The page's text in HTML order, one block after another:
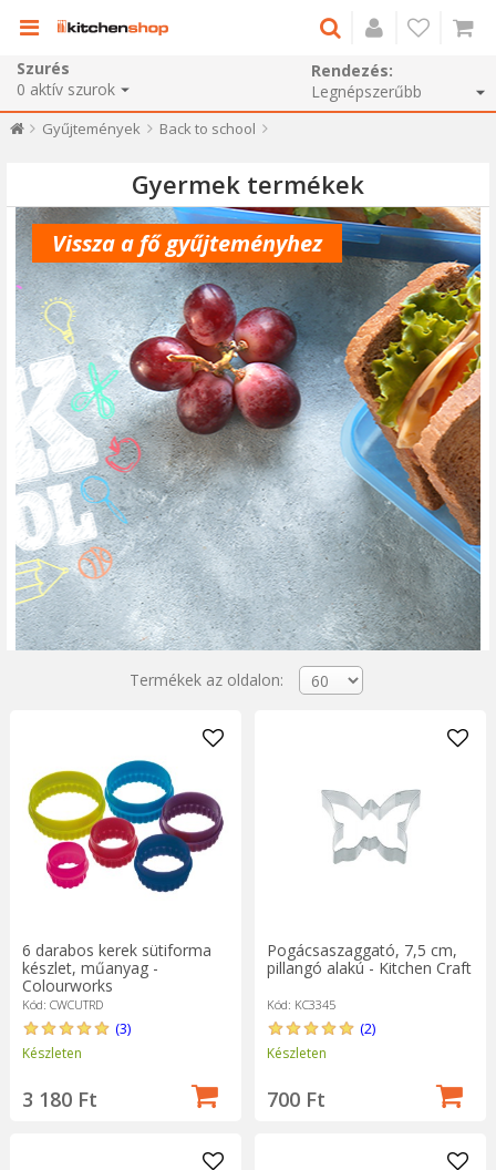
Szurés
0 aktív szurok
Rendezés:
Gyűjtemények Back to school
Gyermek termékek
Vissza a fő gyűjteményhez
Termékek az oldalon:
6 darabos kerek sütiforma
készlet, műanyag -
Colourworks
Kód: CWCUTRD
(3)
Készleten
3 180 Ft
Pogácsaszaggató, 7,5 cm,
pillangó alakú - Kitchen Craft
Kód: KC3345
(2)
Készleten
700 Ft